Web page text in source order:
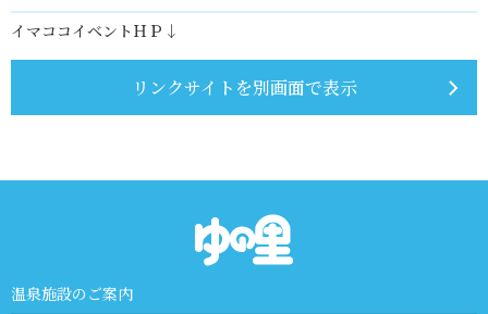
イマココイベントＨＰ↓
リンクサイトを別画面で表示
温泉施設のご案内